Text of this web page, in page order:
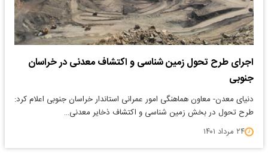
اجرای طرح تحول زمین شناسی و اکتشاف معدنی در خراسان
جنوبی
دنیای معدن- معاون هماهنگی امور عمرانی استاندار خراسان جنوبی اعلام کرد:
طرح تحول در بخش زمین شناسی و اکتشاف ذخایر معدنی…
۲۴ مرداد ۱۴۰۱